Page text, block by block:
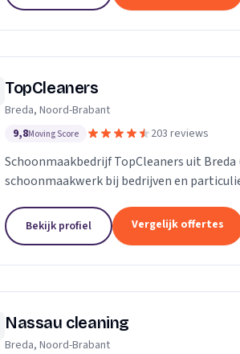
TopCleaners
Breda, Noord-Brabant
9,8Moving Score 203 reviews
Schoonmaakbedrijf TopCleaners uit
schoonmaakwerk bij bedrijven en
Bekijk profiel Vergelijk offertes
Nassau cleaning
Breda, Noord-Brabant